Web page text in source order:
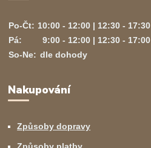
Po-Čt: 10:00 - 12:00 | 12:30 - 17:30
Pá:
9:00 - 12:00 | 12:30 - 17:00
So-Ne: dle dohody
Nakupování
Způsoby dopravy
Způsoby platby